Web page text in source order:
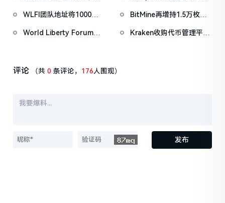
PUMP
WLFI团队地址将1000万
BitMine再增持1.5万枚
World Liberty Forum开
Kraken收购代币管理平台
评论 （共0 条评论， 176人围观）
发布